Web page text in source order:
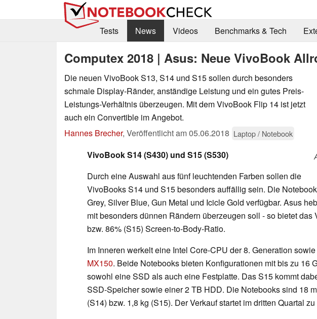
Tests
News Videos Benchmarks & Tech
Computex 2018 | Asus: Neue VivoBook
Die neuen VivoBook S13, S14 und S15 sollen durch besonders
schmale Display-Ränder, anständige Leistung und ein gutes Preis-
Leistungs-Verhältnis überzeugen. Mit dem VivoBook Flip 14 ist jetzt
auch ein Convertible im Angebot.
Hannes Brecher, Veröffentlicht am05.06.2018 Laptop / Notebook
VivoBook S14 (S430) und S15 (S530)
Durch eine Auswahl aus fünf leuchtenden Farben sollen die
VivoBooks S14 und S15 besonders auffällig sein. Die
Grey, Silver Blue, Gun Metal und Icicle Gold verfügbar. Asus
mit besonders dünnen Rändern überzeugen soll - so bietet das
bzw. 86% (S15) Screen-to-Body-Ratio.
Im Inneren werkelt eine Intel Core-CPU der 8. Generation
MX150. Beide Notebooks bieten Konfigurationen mit bis zu 16
sowohl eine SSD als auch eine Festplatte. Das S15 kommt
SSD-Speicher sowie einer 2 TB HDD. Die Notebooks sind 18
(S14) bzw. 1,8 kg (S15). Der Verkauf startet im dritten Quartal